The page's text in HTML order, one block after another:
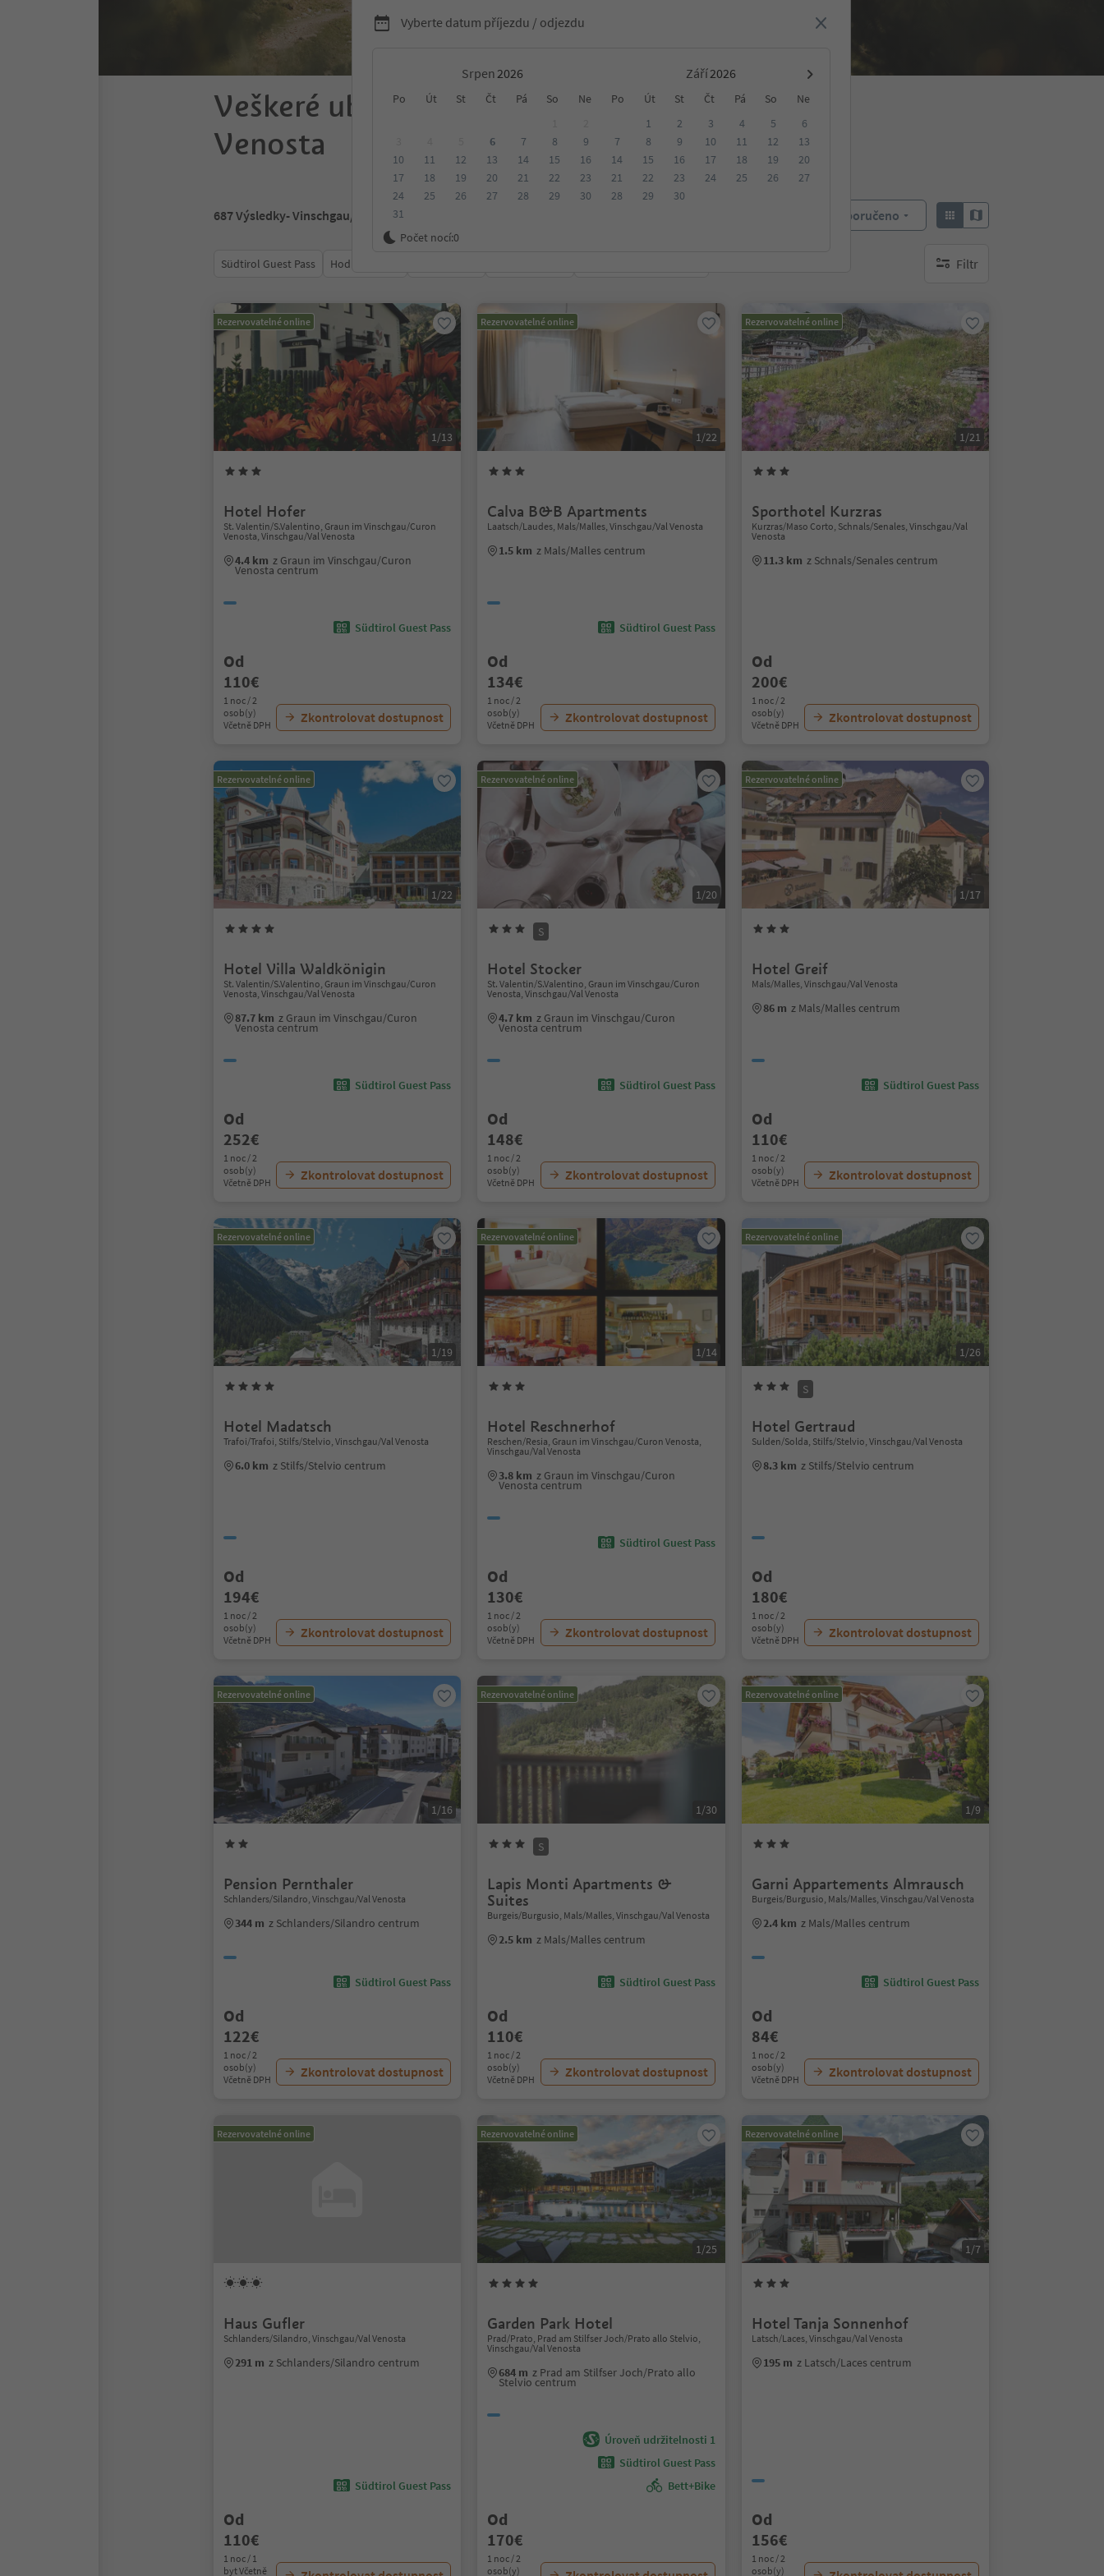
Vyberte datum příjezdu / odjezdu
Srpen Září
Po Út St Čt Pá So Ne Po Út St Čt Pá So
Ne
6 7 8
9
10
11 12 13 14 15
16
17
18 19 20 21 22
23
24
25 26 27 28 29
30
31
1 2 3 4 5
6
7
8 9 10 11 12
13
14
15 16 17 18 19
20
21
22 23 24 25 26
27
28
29 30
Počet nocí:0
Veškeré ubytování v Vinschgau/Val
Venosta
687Výsledky- Vinschgau/Val Venosta Doporučeno
Südtirol Guest Pass Hodnocení Filtr
brak aktywnych filtrów
Rezervovatelné online
1/13
Hotel Hofer
St. Valentin/S.Valentino, Graun im Vinschgau/Curon
Venosta, Vinschgau/Val Venosta
4.4 km z Graun im Vinschgau/Curon
Venosta centrum
Südtirol Guest Pass
Od
110€
1 noc / 2
osob(y)
Včetně DPH
Zkontrolovat dostupnost
Rezervovatelné online
1/22
Calva B&B Apartments
Laatsch/Laudes, Mals/Malles, Vinschgau/Val Venosta
1.5 km z Mals/Malles centrum
Südtirol Guest Pass
Od
134€
1 noc / 2
osob(y)
Včetně DPH
Zkontrolovat dostupnost
Rezervovatelné online
1/21
Sporthotel Kurzras
Kurzras/Maso Corto, Schnals/Senales, Vinschgau/Val
Venosta
11.3 km z Schnals/Senales centrum
Od
200€
1 noc / 2
osob(y)
Včetně DPH
Zkontrolovat dostupnost
Rezervovatelné online
1/22
Hotel Villa Waldkönigin
St. Valentin/S.Valentino, Graun im Vinschgau/Curon
Venosta, Vinschgau/Val Venosta
87.7 km z Graun im Vinschgau/Curon
Venosta centrum
Südtirol Guest Pass
Od
252€
1 noc / 2
osob(y)
Včetně DPH
Zkontrolovat dostupnost
Rezervovatelné online
1/20
S
Hotel Stocker
St. Valentin/S.Valentino, Graun im Vinschgau/Curon
Venosta, Vinschgau/Val Venosta
4.7 km z Graun im Vinschgau/Curon
Venosta centrum
Südtirol Guest Pass
Od
148€
1 noc / 2
osob(y)
Včetně DPH
Zkontrolovat dostupnost
Rezervovatelné online
1/17
Hotel Greif
Mals/Malles, Vinschgau/Val Venosta
86 m z Mals/Malles centrum
Südtirol Guest Pass
Od
110€
1 noc / 2
osob(y)
Včetně DPH
Zkontrolovat dostupnost
Rezervovatelné online
1/19
Hotel Madatsch
Trafoi/Trafoi, Stilfs/Stelvio, Vinschgau/Val Venosta
6.0 km z Stilfs/Stelvio centrum
Od
194€
1 noc / 2
osob(y)
Včetně DPH
Zkontrolovat dostupnost
Rezervovatelné online
1/14
Hotel Reschnerhof
Reschen/Resia, Graun im Vinschgau/Curon Venosta,
Vinschgau/Val Venosta
3.8 km z Graun im Vinschgau/Curon
Venosta centrum
Südtirol Guest Pass
Od
130€
1 noc / 2
osob(y)
Včetně DPH
Zkontrolovat dostupnost
Rezervovatelné online
1/26
S
Hotel Gertraud
Sulden/Solda, Stilfs/Stelvio, Vinschgau/Val Venosta
8.3 km z Stilfs/Stelvio centrum
Od
180€
1 noc / 2
osob(y)
Včetně DPH
Zkontrolovat dostupnost
Rezervovatelné online
1/16
Pension Pernthaler
Schlanders/Silandro, Vinschgau/Val Venosta
344 m z Schlanders/Silandro centrum
Südtirol Guest Pass
Od
122€
1 noc / 2
osob(y)
Včetně DPH
Zkontrolovat dostupnost
Rezervovatelné online
1/30
S
Lapis Monti Apartments &
Suites
Burgeis/Burgusio, Mals/Malles, Vinschgau/Val Venosta
2.5 km z Mals/Malles centrum
Südtirol Guest Pass
Od
110€
1 noc / 2
osob(y)
Včetně DPH
Zkontrolovat dostupnost
Rezervovatelné online
1/9
Garni Appartements Almrausch
Burgeis/Burgusio, Mals/Malles, Vinschgau/Val Venosta
2.4 km z Mals/Malles centrum
Südtirol Guest Pass
Od
84€
1 noc / 2
osob(y)
Včetně DPH
Zkontrolovat dostupnost
Rezervovatelné online
Haus Gufler
Schlanders/Silandro, Vinschgau/Val Venosta
291 m z Schlanders/Silandro centrum
Südtirol Guest Pass
Od
110€
1 noc / 1
byt Včetně
Rezervovatelné online
1/25
Garden Park Hotel
Prad/Prato, Prad am Stilfser Joch/Prato allo Stelvio,
Vinschgau/Val Venosta
684 m z Prad am Stilfser Joch/Prato allo
Stelvio centrum
Úroveň udržitelnosti 1
Südtirol Guest Pass
Bett+Bike
Od
170€
1 noc / 2
osob(y)
Rezervovatelné online
1/7
Hotel Tanja Sonnenhof
Latsch/Laces, Vinschgau/Val Venosta
195 m z Latsch/Laces centrum
Od
156€
1 noc / 2
osob(y)